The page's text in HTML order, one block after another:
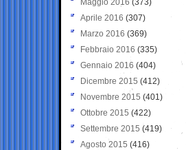
Maggio 2016 (373)
Aprile 2016 (307)
Marzo 2016 (369)
Febbraio 2016 (335)
Gennaio 2016 (404)
Dicembre 2015 (412)
Novembre 2015 (401)
Ottobre 2015 (422)
Settembre 2015 (419)
Agosto 2015 (416)